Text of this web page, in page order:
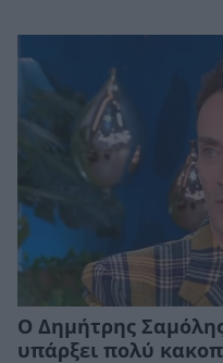
Ο Δημήτρης
υπάρξει πολύ